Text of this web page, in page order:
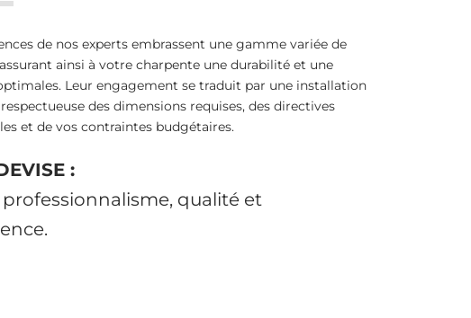
de nos experts embrassent une gamme variée de
ainsi à votre charpente une durabilité et une
Leur engagement se traduit par une installation
des dimensions requises, des directives
et de vos contraintes budgétaires.
:
professionnalisme, qualité et